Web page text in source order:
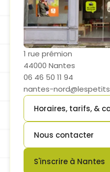
1 rue prémion
44000 Nantes
06 46 50 11 94
nantes-
Horaires, tarifs, &
Button
Nous contacter
Button
S'inscrire à Nantes